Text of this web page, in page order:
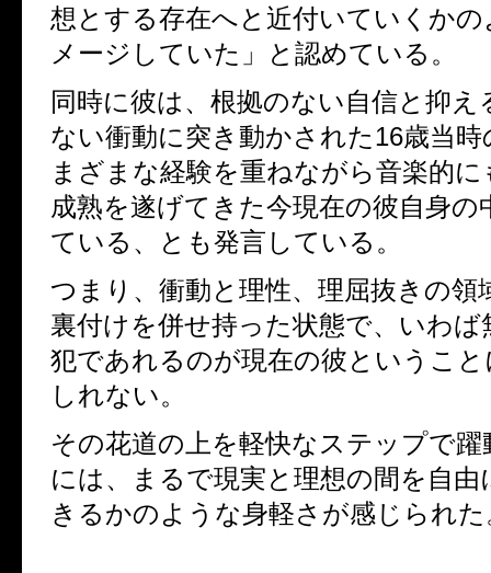
想とする存在へと近付いていくか
メージしていた」と認めている。
同時に彼は、根拠のない自信と抑
ない衝動に突き動かされた16歳当
まざまな経験を重ねながら音楽的
成熟を遂げてきた今現在の彼自身の
ている、とも発言している。
つまり、衝動と理性、理屈抜きの領
裏付けを併せ持った状態で、いわば
犯であれるのが現在の彼というこ
しれない。
その花道の上を軽快なステップで
には、まるで現実と理想の間を自由
きるかのような身軽さが感じられた